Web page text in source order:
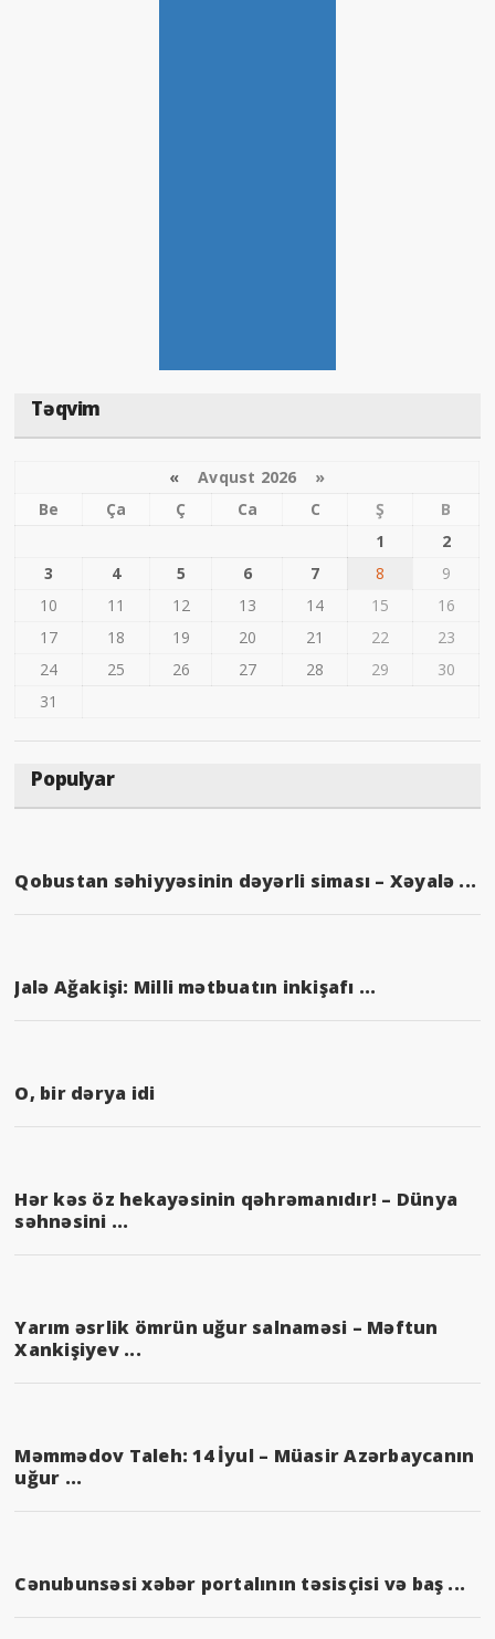
Təqvim
« Avqust 2026 »
Be
Ça Ç Ca C Ş
B
1
2
3
4 5 6 7 8
9
10
11 12 13 14 15
16
17
18 19 20 21 22
23
24
25 26 27 28 29
30
31
Populyar
Qobustan səhiyyəsinin dəyərli siması – Xəyalə ...
Jalə Ağakişi: Milli mətbuatın inkişafı ...
O, bir dərya idi
Hər kəs öz hekayəsinin qəhrəmanıdır! – Dünya
səhnəsini ...
Yarım əsrlik ömrün uğur salnaməsi – Məftun
Xankişiyev ...
Məmmədov Taleh: 14 İyul – Müasir Azərbaycanın
uğur ...
Cənubunsəsi xəbər portalının təsisçisi və baş ...